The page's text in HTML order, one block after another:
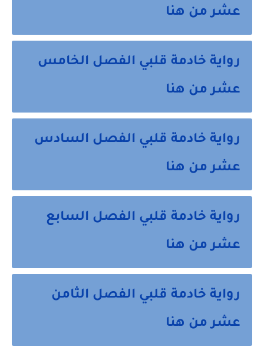
عشر من هنا
رواية خادمة قلبي الفصل الخامس
عشر من هنا
رواية خادمة قلبي الفصل السادس
عشر من هنا
رواية خادمة قلبي الفصل السابع
عشر من هنا
رواية خادمة قلبي الفصل الثامن
عشر من هنا